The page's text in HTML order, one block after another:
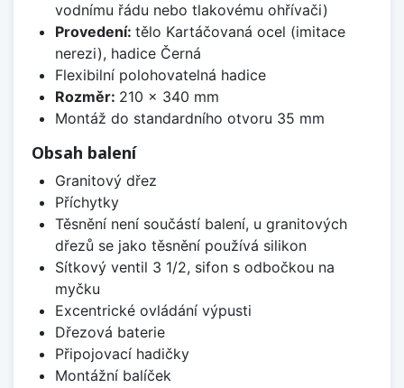
vodnímu řádu nebo tlakovému ohřívači)
Provedení: tělo Kartáčovaná ocel (imitace
nerezi), hadice Černá
Flexibilní polohovatelná hadice
Rozměr: 210 x 340 mm
Montáž do standardního otvoru 35 mm
Obsah balení
Granitový dřez
Příchytky
Těsnění není součástí balení, u granitových
dřezů se jako těsnění používá silikon
Sítkový ventil 3 1/2, sifon s odbočkou na
myčku
Excentrické ovládání výpusti
Dřezová baterie
Připojovací hadičky
Montážní balíček